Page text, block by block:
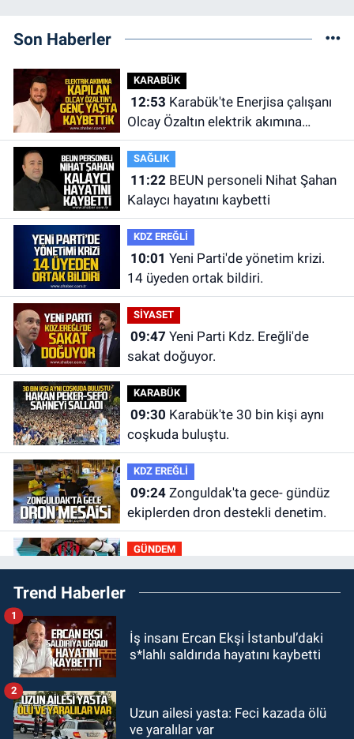
Son Haberler
KARABÜK
12:53
Olcay Özaltın elektrik akımına
kapılarak hayatını kaybetti.
SAĞLIK
11:22BEUN personeli Nihat Şahan
Kalaycı hayatını kaybetti
KDZ EREĞLİ
10:01
14 üyeden ortak bildiri.
SİYASET
09:47
sakat doğuyor.
KARABÜK
09:30
coşkuda buluştu.
KDZ EREĞLİ
09:24Zonguldak'ta gece- gündüz
ekiplerden dron destekli denetim.
GÜNDEM
23:55Devrek Belediyespor, (PGL)
sürecini resmi olarak tamamladı
23:19 İstanbul Park satışta!
23:05Kozlu Belediyespor'dan
3.Lig'e transfer oldu
Trend Haberler
İş insanı Ercan Ekşi İstanbul’daki
s*lahlı saldırıda hayatını kaybetti
1
Uzun ailesi yasta: Feci kazada ölü
ve yaralılar var
2